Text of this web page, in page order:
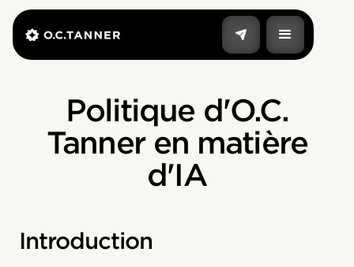
Politique d'O.C.
Tanner en matière
d'IA
Introduction